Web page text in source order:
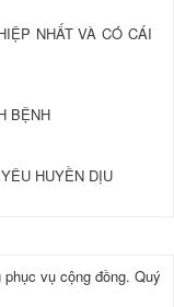
NHẤT VÀ CÓ CÁI
BỆNH
HUYỀN DỊU
vụ cộng đồng. Quý